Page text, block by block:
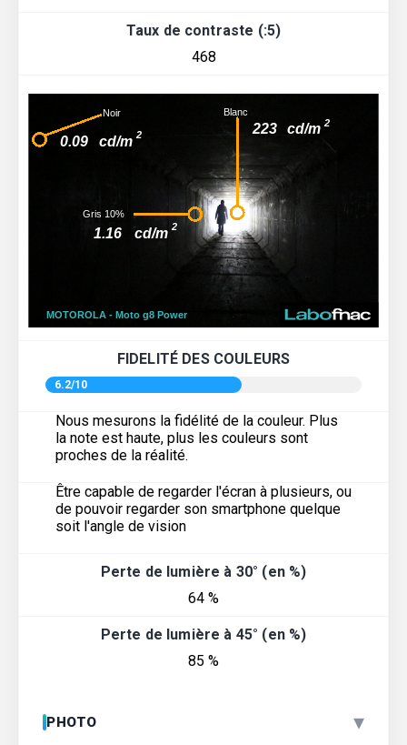
Taux de contraste (:5)
468
FIDELITÉ DES COULEURS
6.2/10
Nous mesurons la fidélité de la couleur. Plus
la note est haute, plus les couleurs sont
proches de la réalité.
Être capable de regarder l'écran à plusieurs, ou
de pouvoir regarder son smartphone quelque
soit l'angle de vision
Perte de lumière à 30° (en %)
64 %
Perte de lumière à 45° (en %)
85 %
PHOTO ▾